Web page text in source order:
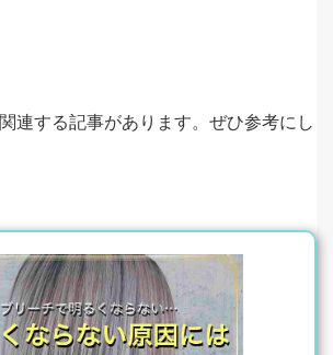
連する記事があります。ぜひ参考にし